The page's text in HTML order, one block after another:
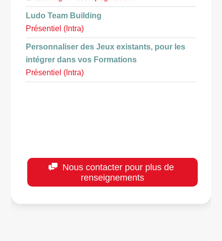
Ludo Team Building
Présentiel (Intra)
Personnaliser des Jeux existants, pour les
intégrer dans vos Formations
Présentiel (Intra)
Nous contacter pour plus de
renseignements